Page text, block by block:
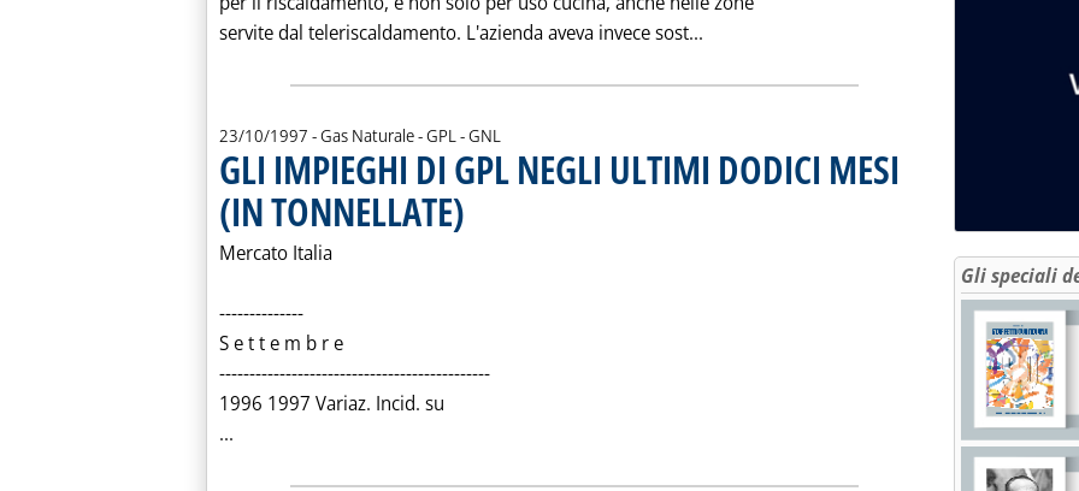
servite dal teleriscaldamento. L'azienda aveva invece sost...
23/10/1997 - Gas Naturale - GPL - GNL
GLI IMPIEGHI DI GPL NEGLI ULTIMI DODICI MESI
(IN TONNELLATE)
Mercato Italia
--------------
S e t t e m b r e
---------------------------------------------
1996 1997 Variaz. Incid. su
... Leggi tutta la notizia: 'GLI IMPIEGHI DI GPL NEGLI ULTIMI DODICI MESI (IN TONNELLATE)'
Gli speciali